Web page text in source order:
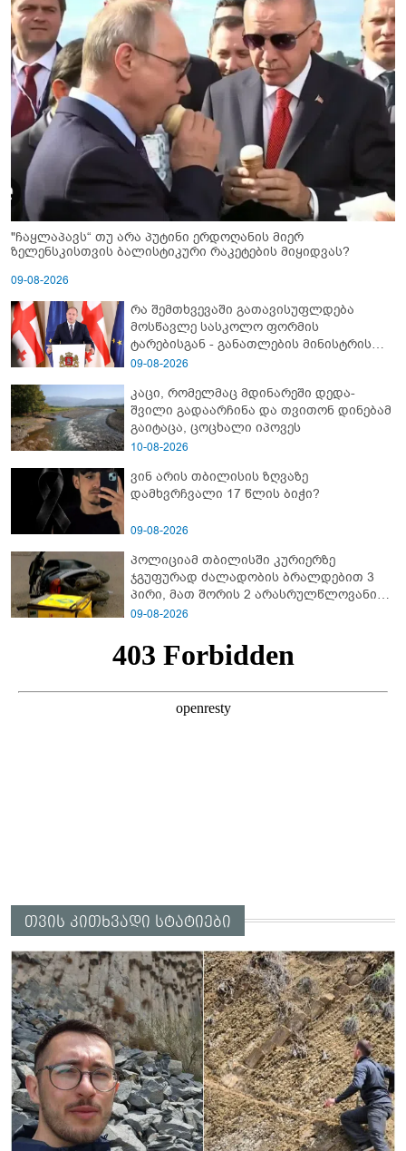
"ჩაყლაპავს“ თუ არა პუტინი ერდოღანის მიერ
ზელენსკისთვის ბალისტიკური რაკეტების მიყიდვას?
09-08-2026
რა შემთხვევაში გათავისუფლდება
მოსწავლე სასკოლო ფორმის
ტარებისგან - განათლების მინისტრის
განმარტება
09-08-2026
კაცი, რომელმაც მდინარეში დედა-
შვილი გადაარჩინა და თვითონ დინებამ
გაიტაცა, ცოცხალი იპოვეს
10-08-2026
ვინ არის თბილისის ზღვაზე
დამხვრჩვალი 17 წლის ბიჭი?
09-08-2026
პოლიციამ თბილისში კურიერზე
ჯგუფურად ძალადობის ბრალდებით 3
პირი, მათ შორის 2 არასრულწლოვანი
დააკავა
09-08-2026
თვის კითხვადი სტატიები